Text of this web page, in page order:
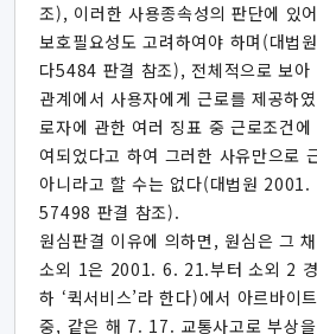
조), 이러한 사용종속성의 판단에 있
보호필요성도 고려하여야 하며(대
다5484 판결 참조), 전체적으로 보아
관계에서 사용자에게 근로를 제공하
로자에 관한 여러 징표 중 근로조건
여되었다고 하여 그러한 사유만으로
아니라고 할 수는 없다(대법원
57498 판결 참조).
원심판결 이유에 의하면, 원심은 그
소외 1은 2001. 6. 21.부터 소외 2
하 ‘퀵서비스’라 한다)에서 아르바이
중, 같은 해 7. 17. 교통사고로 부상